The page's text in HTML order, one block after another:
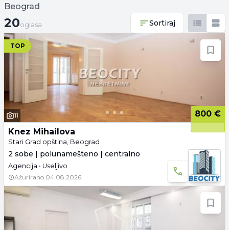
Beograd
20 oglasa
20oglasa Sortiraj
TOP
11
800 €
Knez Mihailova
Stari Grad opština, Beograd
2 sobe | polunamešteno | centralno
Agencija • Useljivo
Ažurirano 04.08.2026.